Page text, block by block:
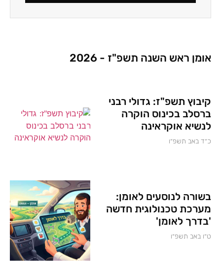
אומן ראש השנה תשפ"ז - 2026
קיבוץ תשפ"ז: גדולי רבני
ברסלב בכינוס הוקרה
לנשיא אוקראינה
כ״ד באב תשפ״ו
בשורה לנוסעים לאומן:
מערכת טכנולוגית חדשה
'בדרך לאומן'
ט״ו באב תשפ״ו